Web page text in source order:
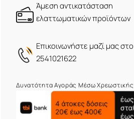
Άμεση αντικατάσταση
ελαττωματικών προϊόντων
Eπικοινωνήστε μαζί μας στο
2541021622
Δυνατότητα Αγοράς Μέσω Χρεωστικής